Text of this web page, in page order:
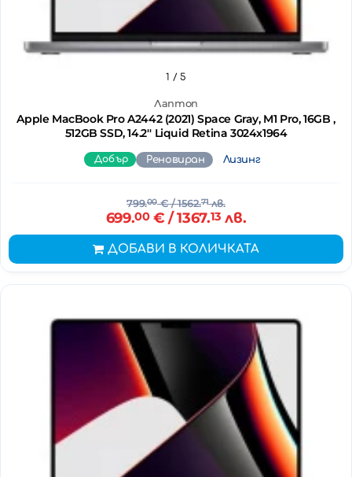
Лаптоп
Apple MacBook Pro A2442 (2021) Space Gray, M1 Pro, 16GB ,
512GB SSD, 14.2'' Liquid Retina 3024x1964
1 / 5
Добър Реновиран Лизинг
799.00€/ 1562.71лв.
699.00€ / 1367.13 лв.
ДОБАВИ В КОЛИЧКАТА